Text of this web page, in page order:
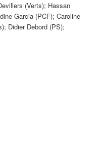
(Verts); Hassan
Garcia (PCF); Caroline
Didier Debord (PS);